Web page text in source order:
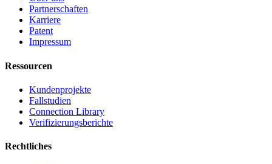
Partnerschaften
Karriere
Patent
Impressum
Ressourcen
Kundenprojekte
Fallstudien
Connection Library
Verifizierungsberichte
Rechtliches